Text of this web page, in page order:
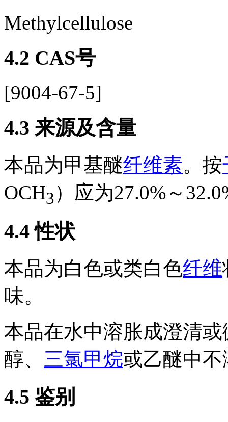
Methylcellulose
4.2 CAS号
[9004-67-5]
4.3 来源及含量
本品为甲基醚纤维素。按
OCH3）应为27.0%～
4.4 性状
本品为白色或类白色纤维
味。
本品在水中溶胀成澄清
醇、 三氯甲烷或乙醚中不
4.5 鉴别